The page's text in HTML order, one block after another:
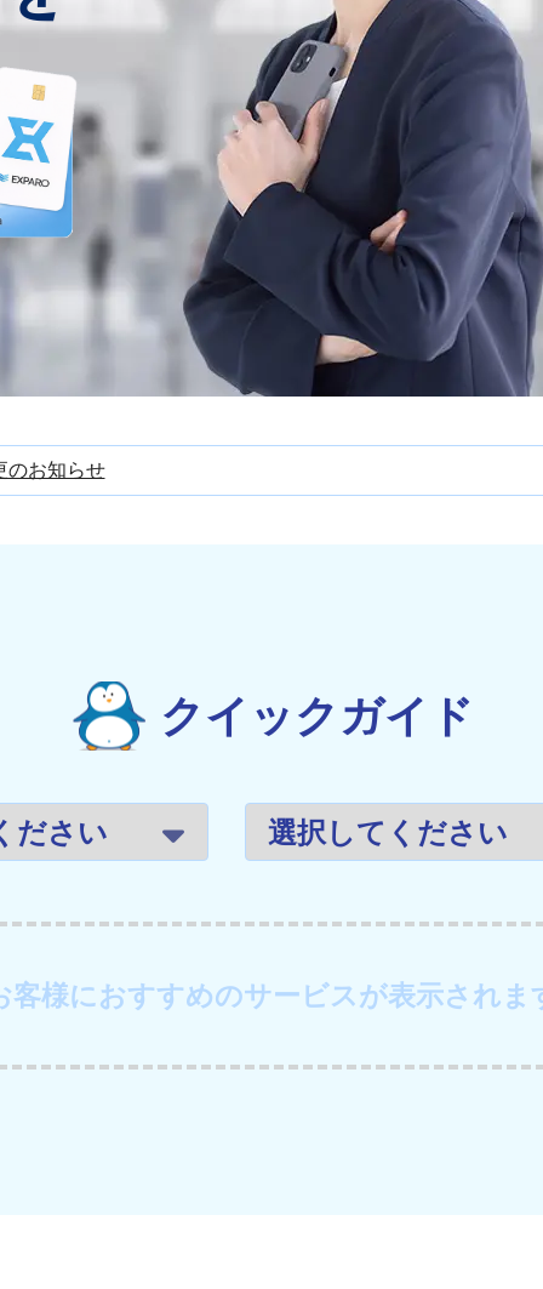
のお知らせ
クイックガイド
客様におすすめのサービスが表示されま